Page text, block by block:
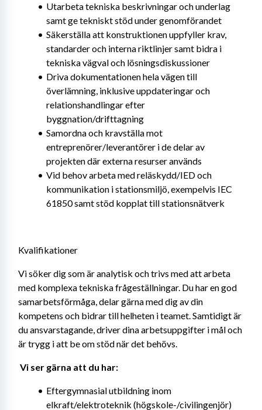
Utarbeta tekniska beskrivningar och underlag
samt ge tekniskt stöd under genomförandet
Säkerställa att konstruktionen uppfyller krav,
standarder och interna riktlinjer samt bidra i
tekniska vägval och lösningsdiskussioner
Driva dokumentationen hela vägen till
överlämning, inklusive uppdateringar och
relationshandlingar efter
byggnation/drifttagning
Samordna och kravställa mot
entreprenörer/leverantörer i de delar av
projekten där externa resurser används
Vid behov arbeta med reläskydd/IED och
kommunikation i stationsmiljö, exempelvis IEC
61850 samt stöd kopplat till stationsnätverk
Kvalifikationer
Vi söker dig som är analytisk och trivs med att arbeta
med komplexa tekniska frågeställningar. Du har en god
samarbetsförmåga, delar gärna med dig av din
kompetens och bidrar till helheten i teamet. Samtidigt är
du ansvarstagande, driver dina arbetsuppgifter i mål och
är trygg i att be om stöd när det behövs.
Vi ser gärna att du har:
Eftergymnasial utbildning inom
elkraft/elektroteknik (högskole-/civilingenjör)